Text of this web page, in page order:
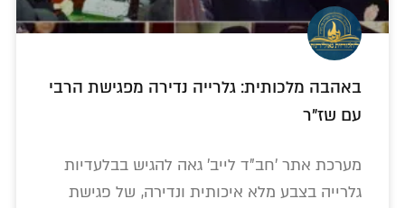
באהבה מלכותית: גלרייה נדירה מפגישת הרבי
עם שז"ר
מערכת אתר 'חב"ד לייב' גאה להגיש בבלעדיות
גלרייה בצבע מלא איכותית ונדירה, של פגישת